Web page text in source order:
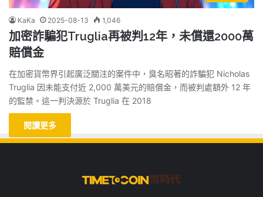
KaKa 2025-08-13 1,046
加密詐騙犯Truglia再被判12年，未償還2000萬
賠償金
在加密貨幣界引起廣泛關注的案件中，臭名昭著的詐騙犯 Nicholas
Truglia 因未能支付近 2,000 萬美元的賠償金，而被判處額外 12 年
的監禁。這一判決源於 Truglia 在 2018
閱讀更多